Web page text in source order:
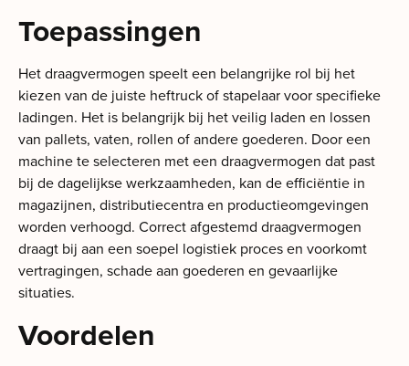
Toepassingen
Het draagvermogen speelt een belangrijke rol bij het
kiezen van de juiste heftruck of stapelaar voor specifieke
ladingen. Het is belangrijk bij het veilig laden en lossen
van pallets, vaten, rollen of andere goederen. Door een
machine te selecteren met een draagvermogen dat past
bij de dagelijkse werkzaamheden, kan de efficiëntie in
magazijnen, distributiecentra en productieomgevingen
worden verhoogd. Correct afgestemd draagvermogen
draagt bij aan een soepel logistiek proces en voorkomt
vertragingen, schade aan goederen en gevaarlijke
situaties.
Voordelen